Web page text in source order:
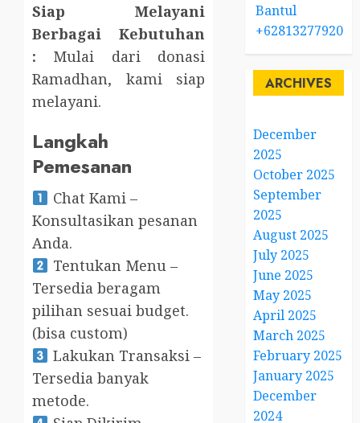
Siap Melayani
Berbagai Kebutuhan
: Mulai dari donasi
Ramadhan, kami siap
melayani.
Langkah
Pemesanan
Chat Kami –
Konsultasikan pesanan
Anda.
Tentukan Menu –
Tersedia beragam
pilihan sesuai budget.
(bisa custom)
Lakukan Transaksi –
Tersedia banyak
metode.
Bantul
+6281327792084
ARCHIVES
December
2025
October 2025
September
2025
August 2025
July 2025
June 2025
May 2025
April 2025
March 2025
February 2025
January 2025
December
2024